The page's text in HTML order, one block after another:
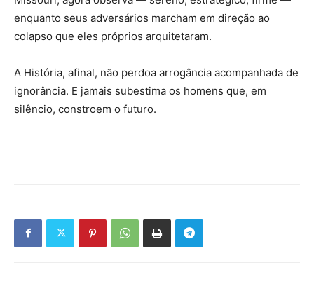
enquanto seus adversários marcham em direção ao
colapso que eles próprios arquitetaram.
A História, afinal, não perdoa arrogância acompanhada de
ignorância. E jamais subestima os homens que, em
silêncio, constroem o futuro.